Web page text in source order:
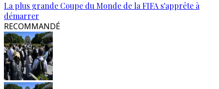
La plus grande Coupe du Monde de la FIFA s'apprête à
démarrer
RECOMMANDÉ